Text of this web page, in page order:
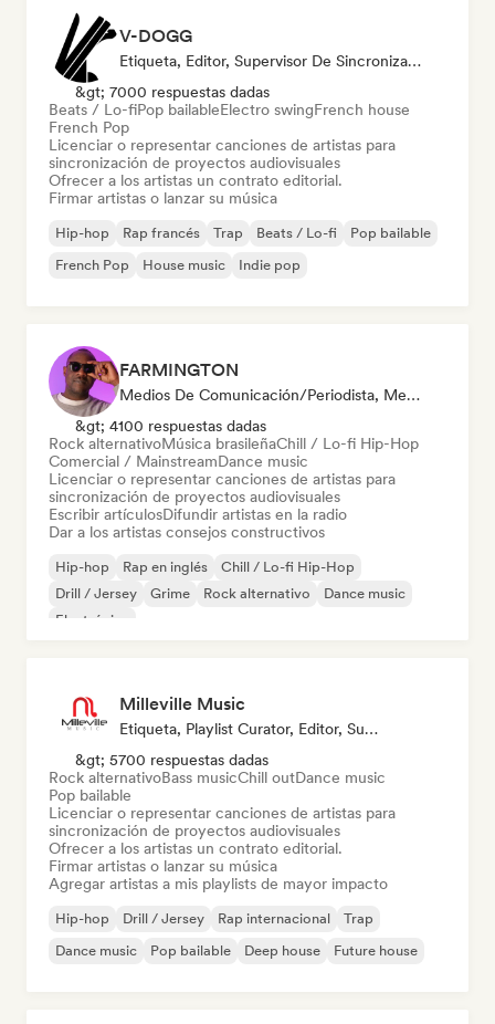
V-DOGG
Etiqueta, Editor, Supervisor De Sincronización
&gt; 7000 respuestas dadas
Beats / Lo-fiPop bailableElectro swingFrench house
French Pop
Licenciar o representar canciones de artistas para
sincronización de proyectos audiovisuales
Ofrecer a los artistas un contrato editorial.
Firmar artistas o lanzar su música
Hip-hop Rap francés Trap Beats / Lo-fi
Pop bailable
French Pop
House music Indie pop
FARMINGTON
Medios De Comunicación/Periodista, Mentor, Emisoras De Radio, Supervisor De Sincronización
&gt; 4100 respuestas dadas
Rock alternativoMúsica brasileñaChill / Lo-fi Hip-Hop
Comercial / MainstreamDance music
Licenciar o representar canciones de artistas para
sincronización de proyectos audiovisuales
Escribir artículosDifundir artistas en la radio
Dar a los artistas consejos constructivos
Hip-hop Rap en inglés
Chill / Lo-fi Hip-Hop
Drill / Jersey
Grime Rock alternativo
Dance music
Electrónica
Milleville Music
Etiqueta, Playlist Curator, Editor, Supervisor De Sincronización
&gt; 5700 respuestas dadas
Rock alternativoBass musicChill outDance music
Pop bailable
Licenciar o representar canciones de artistas para
sincronización de proyectos audiovisuales
Ofrecer a los artistas un contrato editorial.
Firmar artistas o lanzar su música
Agregar artistas a mis playlists de mayor impacto
Hip-hop Drill / Jersey Rap internacional
Trap
Dance music
Pop bailable Deep house Future house